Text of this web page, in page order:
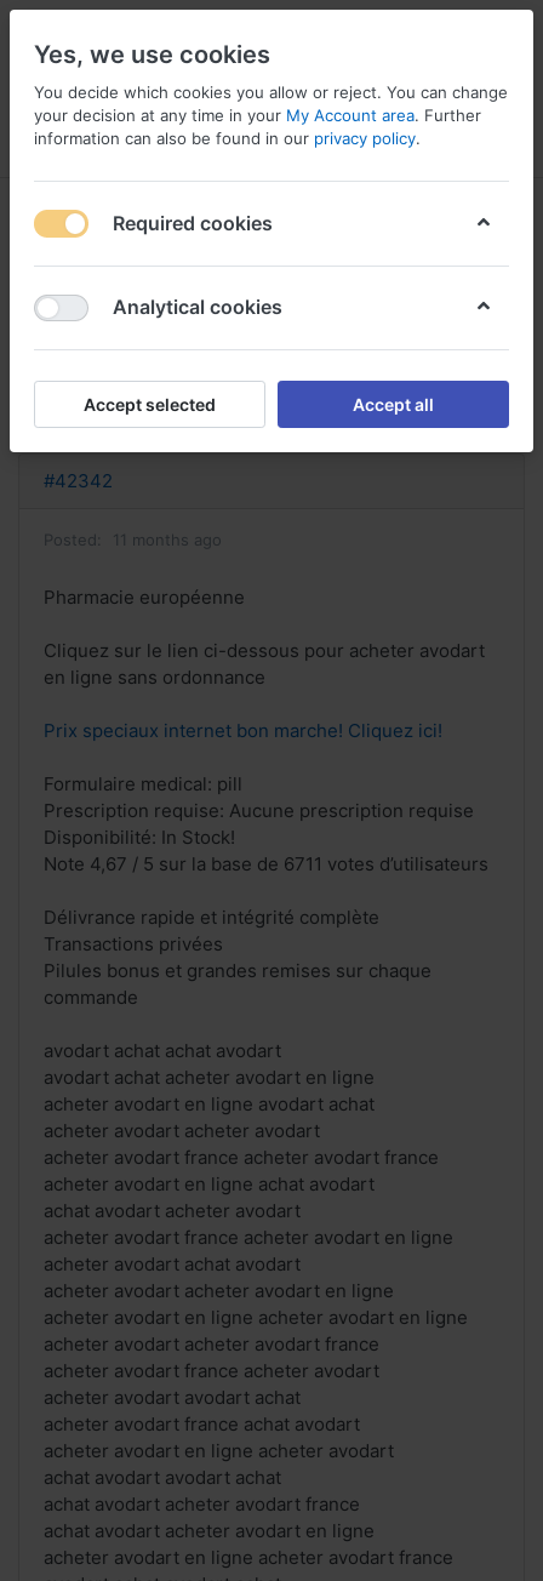
Menu Log in Compare Wishlist
acheter avodart en ligne avodart
achat
Reply
#42342
Posted: 11 months ago
Pharmacie européenne
Cliquez sur le lien ci-dessous pour acheter avodart
en ligne sans ordonnance
Prix speciaux internet bon marche! Cliquez ici!
Formulaire medical: pill
Prescription requise: Aucune prescription requise
Disponibilité: In Stock!
Note 4,67 / 5 sur la base de 6711 votes d’utilisateurs
Délivrance rapide et intégrité complète
Transactions privées
Pilules bonus et grandes remises sur chaque
commande
avodart achat achat avodart
avodart achat acheter avodart en ligne
acheter avodart en ligne avodart achat
acheter avodart acheter avodart
acheter avodart france acheter avodart france
acheter avodart en ligne achat avodart
achat avodart acheter avodart
acheter avodart france acheter avodart en ligne
acheter avodart achat avodart
acheter avodart acheter avodart en ligne
acheter avodart en ligne acheter avodart en ligne
acheter avodart acheter avodart france
acheter avodart france acheter avodart
acheter avodart avodart achat
acheter avodart france achat avodart
acheter avodart en ligne acheter avodart
achat avodart avodart achat
achat avodart acheter avodart france
achat avodart acheter avodart en ligne
acheter avodart en ligne acheter avodart france
Yes, we use cookies
You decide which cookies you allow or reject. You can change
your decision at any time in your My Account area. Further
information can also be found in our privacy policy.
Required cookies
Analytical cookies
Accept selected Accept all